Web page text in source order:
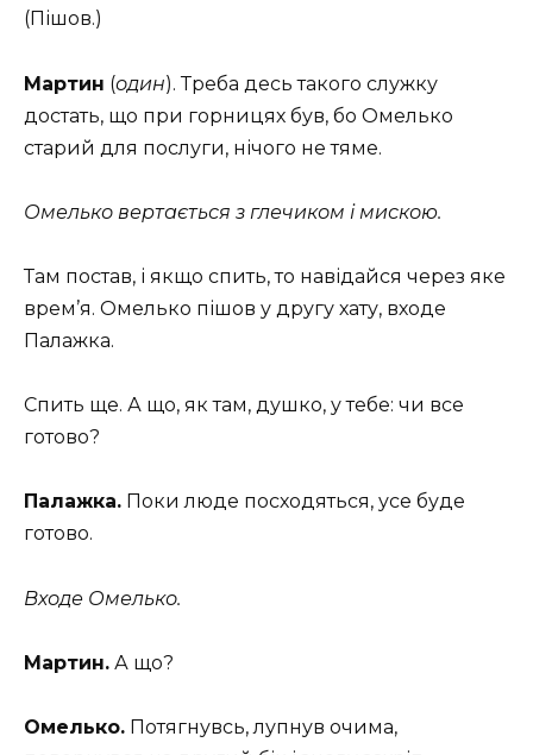
(Пішов.)
Мартин (один). Треба десь такого служку
достать, що при горницях був, бо Омелько
старий для послуги, нічого не тяме.
Омелько вертається з глечиком і мискою.
Там постав, і якщо спить, то навідайся через яке
врем’я. Омелько пішов у другу хату, входе
Палажка.
Спить ще. А що, як там, душко, у тебе: чи все
готово?
Палажка. Поки люде посходяться, усе буде
готово.
Входе Омелько.
Мартин. А що?
Омелько. Потягнувсь, лупнув очима,